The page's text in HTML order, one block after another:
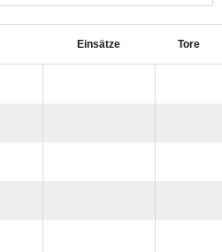
Einsätze Tore